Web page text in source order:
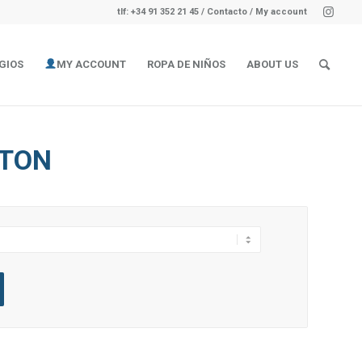
tlf: +34 91 352 21 45 / Contacto/ My account
MY ACCOUNT ROPA DE NIÑOS ABOUT US